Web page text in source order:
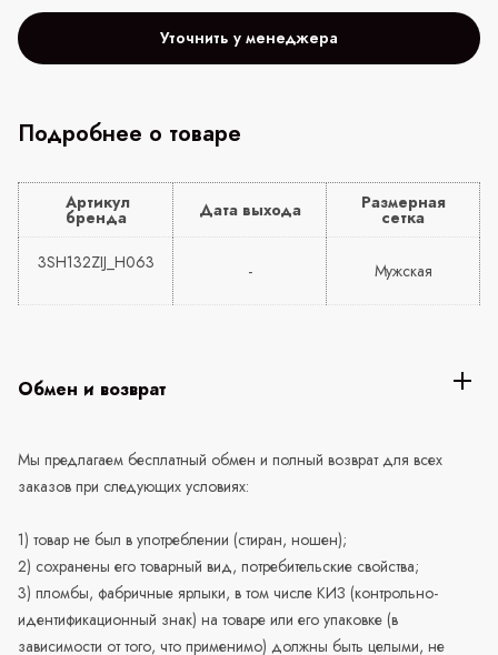
Уточнить у менеджера
Подробнее о товаре
Артикул
бренда Дата выхода Размерная
сетка
3SH132ZIJ_H063
- Мужская
Обмен и возврат
Мы предлагаем бесплатный обмен и полный возврат для всех
заказов при следующих условиях:
1) товар не был в употреблении (стиран, ношен);
2) сохранены его товарный вид, потребительские свойства;
3) пломбы, фабричные ярлыки, в том числе КИЗ (контрольно-
идентификационный знак) на товаре или его упаковке (в
зависимости от того, что применимо) должны быть целыми, не